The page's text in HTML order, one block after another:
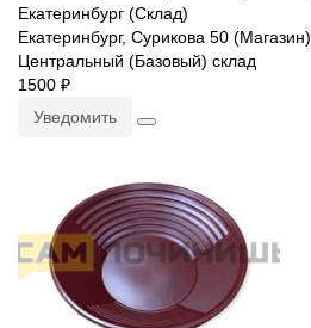
Екатеринбург (Склад)
Екатеринбург, Сурикова 50 (Магазин)
Центральный (Базовый) склад
1500 ₽
Уведомить